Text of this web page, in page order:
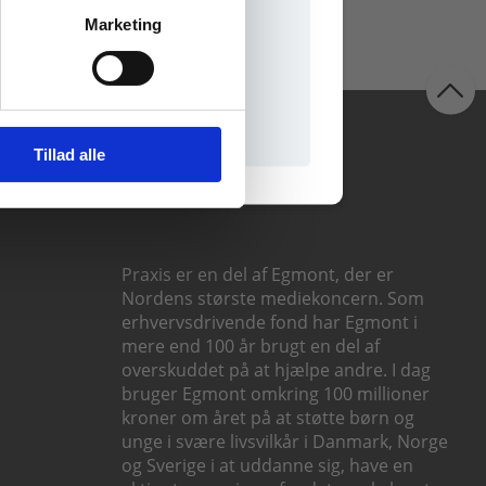
Marketing
Tillad alle
Praxis er en del af Egmont, der er
Nordens største mediekoncern. Som
erhvervsdrivende fond har Egmont i
mere end 100 år brugt en del af
overskuddet på at hjælpe andre. I dag
bruger Egmont omkring 100 millioner
kroner om året på at støtte børn og
unge i svære livsvilkår i Danmark, Norge
og Sverige i at uddanne sig, have en